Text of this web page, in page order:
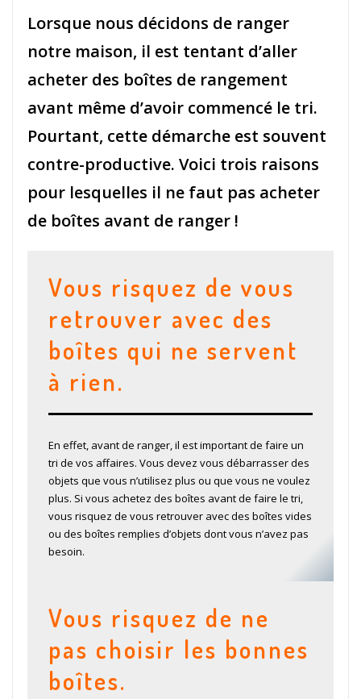
Lorsque nous décidons de ranger
notre maison, il est tentant d’aller
acheter des boîtes de rangement
avant même d’avoir commencé le tri.
Pourtant, cette démarche est souvent
contre-productive. Voici trois raisons
pour lesquelles il ne faut pas acheter
de boîtes avant de ranger !
Vous risquez de vous
retrouver avec des
boîtes qui ne servent
à rien.
En effet, avant de ranger, il est important de faire un
tri de vos affaires. Vous devez vous débarrasser des
objets que vous n’utilisez plus ou que vous ne voulez
plus. Si vous achetez des boîtes avant de faire le tri,
vous risquez de vous retrouver avec des boîtes vides
ou des boîtes remplies d’objets dont vous n’avez pas
besoin.
Vous risquez de ne
pas choisir les bonnes
boîtes.